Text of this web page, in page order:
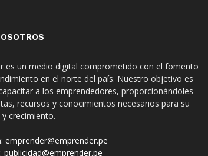
es un medio digital comprometido con el fomento
en el norte del país. Nuestro objetivo es
a los emprendedores, proporcionándoles
recursos y conocimientos necesarios para su
crecimiento.
emprender@emprender.pe
publicidad@emprender.pe